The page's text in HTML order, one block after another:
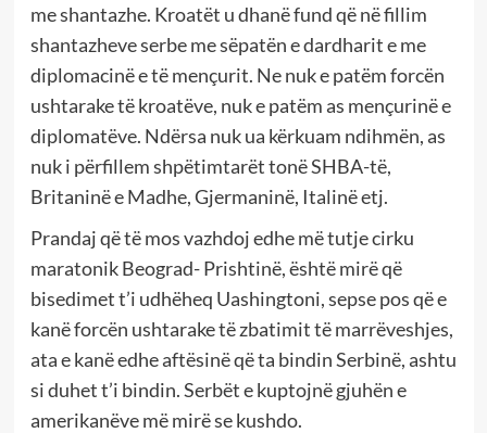
me shantazhe. Kroatët u dhanë fund që në fillim
shantazheve serbe me sëpatën e dardharit e me
diplomacinë e të mençurit. Ne nuk e patëm forcën
ushtarake të kroatëve, nuk e patëm as mençurinë e
diplomatëve. Ndërsa nuk ua kërkuam ndihmën, as
nuk i përfillem shpëtimtarët tonë SHBA-të,
Britaninë e Madhe, Gjermaninë, Italinë etj.
Prandaj që të mos vazhdoj edhe më tutje cirku
maratonik Beograd- Prishtinë, është mirë që
bisedimet t’i udhëheq Uashingtoni, sepse pos që e
kanë forcën ushtarake të zbatimit të marrëveshjes,
ata e kanë edhe aftësinë që ta bindin Serbinë, ashtu
si duhet t’i bindin. Serbët e kuptojnë gjuhën e
amerikanëve më mirë se kushdo.